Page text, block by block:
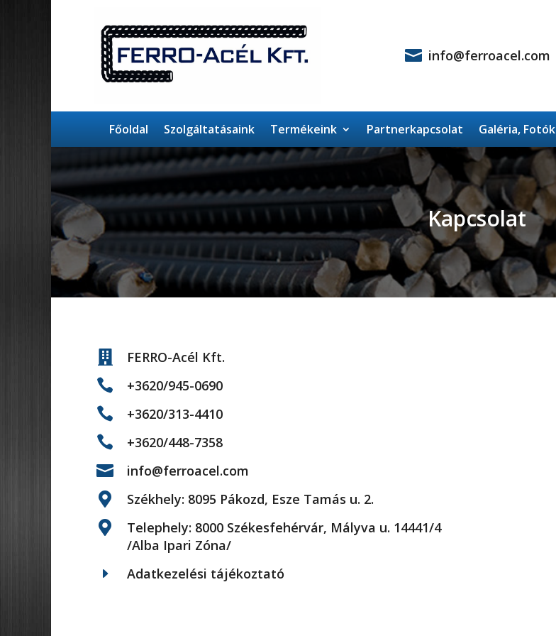
 info@ferroacel.com
Főoldal Szolgáltatásaink Termékeink Partnerkapcsolat Galéria, Fotók
Kapcsolat
 FERRO-Acél Kft.
 +3620/945-0690
 +3620/313-4410
 +3620/448-7358

info@ferroacel.com

Székhely: 8095 Pákozd, Esze Tamás u. 2.

Telephely: 8000 Székesfehérvár, Mályva u. 14441/4
/Alba Ipari Zóna/
E Adatkezelési tájékoztató